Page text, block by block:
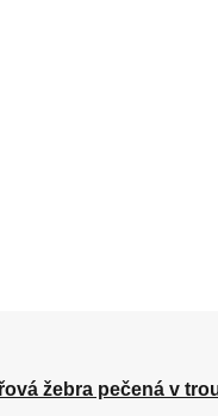
žebra pečená v